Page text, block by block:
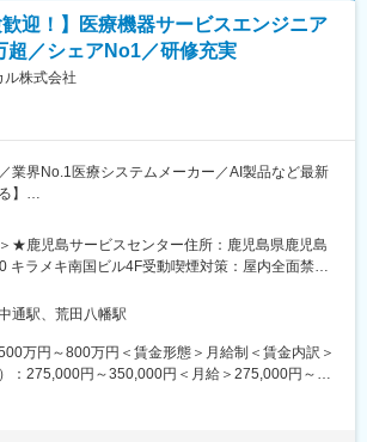
守管理
いて：
日、平均残業20h以下、フレックス制度
族手当、通勤手当、育児手当、確定拠出年金有
ントが豊富で温かみのあるカルチャー
スについて
は、主力製品であるコネクター分野において、世
でも稀少な年平均5～7％の長期成長率を安定的に
ローバルメーカーです。特に、同社はあらゆる電
不可欠なコネクター市場において世界No.3のシェ
ートフォン、自動車、医療機器、産業機器など多
ありながら福利厚生は日本の上場企業水準で整備
宅手当・社宅制度・退職金制度など支援制度も充
歓迎！】医療機器サービスエンジニア
／シェアNo1／研修充実
ル株式会社
／業界No.1医療システムメーカー／AI製品など最新
】
験を、医療機器の設置・保守に活かせます。
画像管理システム）やCT・MRIなどの高度な機器
診断を支える重要な仕事です。最新のAI技術やネ
テムにも関わるため、ITスキルも身につきます。
、MRIなどで撮影したデジタルデータを保存・管
ステム
★鹿児島サービスセンター住所：鹿児島県鹿児島
キラメキ南国ビル4F受動喫煙対策：屋内全面禁煙
社の定める事業所（リモートワーク含む）
通駅、荒田八幡駅
万円～800万円＜賃金形態＞月給制＜賃金内訳＞
：275,000円～350,000円＜月給＞275,000円～